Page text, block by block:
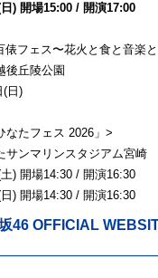
) 開場15:00 / 開演17:00
俵フェス〜花火と食と音楽
後丘陵公園
(日)
なたフェス 2026」>
サンマリンスタジアム宮崎
) 開場14:30 / 開演16:30
) 開場14:30 / 開演16:30
46 OFFICIAL